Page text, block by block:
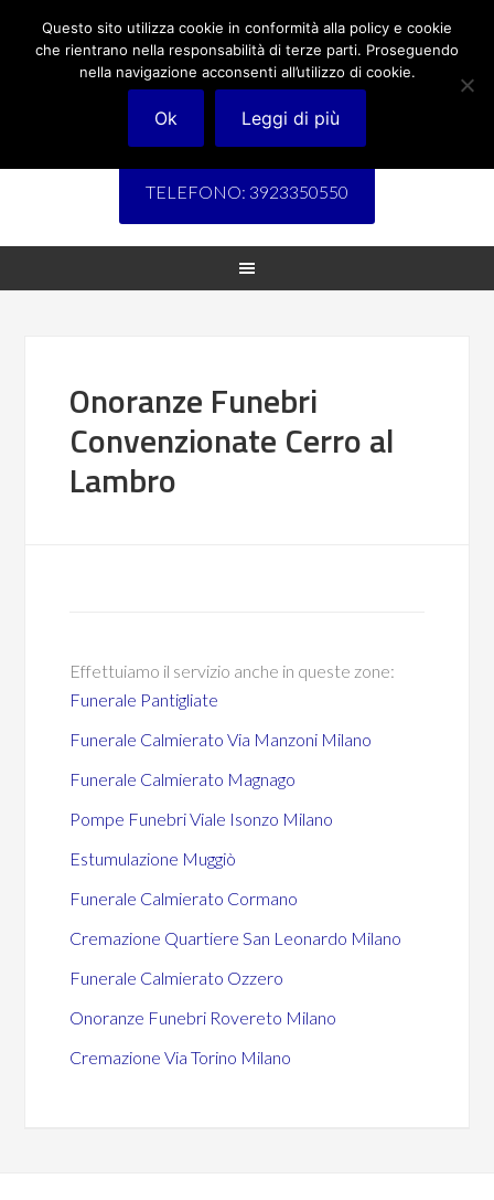
TELEFONO: 3923350550
Onoranze Funebri
Convenzionate Cerro al
Lambro
Effettuiamo il servizio anche in queste zone:
Funerale Pantigliate
Funerale Calmierato Via Manzoni Milano
Funerale Calmierato Magnago
Pompe Funebri Viale Isonzo Milano
Estumulazione Muggiò
Funerale Calmierato Cormano
Cremazione Quartiere San Leonardo Milano
Funerale Calmierato Ozzero
Onoranze Funebri Rovereto Milano
Cremazione Via Torino Milano
Questo sito utilizza cookie in conformità alla policy e cookie
che rientrano nella responsabilità di terze parti. Proseguendo
nella navigazione acconsenti all’utilizzo di cookie.
Ok Leggi di più